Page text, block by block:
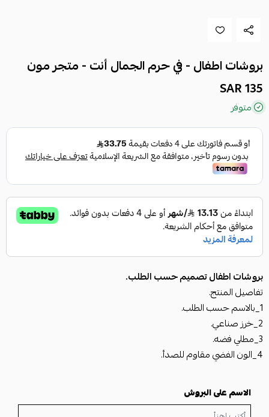
بروشات اطفال - في حرم الجمال أنت - متجر مون
135 SAR
متوفر
بروشات اطفال تصميم حسب الطلب.
تفاصيل المنتج.
1_بالاسم حسب الطلب.
2_خرز صناعي.
3_مطلي فضه.
4_الون الفضي مقاوم للصدأ.
الاسم على البروش